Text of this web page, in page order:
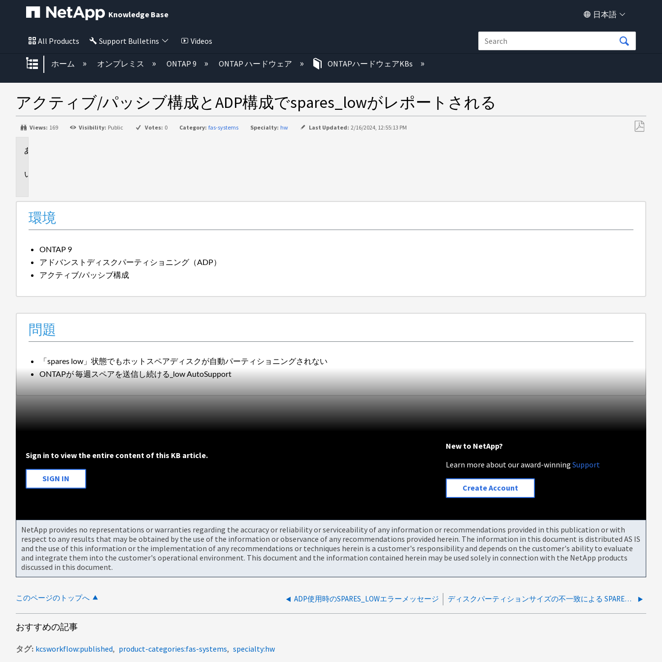
Knowledge Base 日本語
All Products Support Bulletins Videos
グローバル階層を展開/折りたたむ
ホーム オンプレミス ONTAP 9 ONTAP ハードウェア ONTAPハードウェアKBs
アクティブ/パッシブ構成とADP構成でspares_lowがレポートされる
Views: 169 Visibility: Public Votes: 0 Category: fas-systems Specialty: hw Last Updated: 2/16/2024, 12:55:13 PM
環境
ONTAP 9
アドバンストディスクパーティショニング（ADP）
アクティブ/パッシブ構成
問題
「spares low」状態でもホットスペアディスクが自動パーティショニングされない
ONTAPが 毎週スペアを送信し続ける_low AutoSupport
Sign in to view the entire content of this KB article.
SIGN IN
New to NetApp?
Learn more about our award-winningSupport
Create Account
NetApp provides no representations or warranties regarding the accuracy or reliability or serviceability of any information or recommendations provided in this publication or with
respect to any results that may be obtained by the use of the information or observance of any recommendations provided herein. The information in this document is distributed AS IS
and the use of this information or the implementation of any recommendations or techniques herein is a customer's responsibility and depends on the customer's ability to evaluate
and integrate them into the customer's operational environment. This document and the information contained herein may be used solely in connection with the NetApp products
discussed in this document.
このページのトップへ ADP使用時のSPARES_LOWエラーメッセージ ディスクパーティションサイズの不一致による SPARES_LOW 警告イベント（NetApp AFF-A700）
おすすめの記事
タグ kcsworkflow:published product-categories:fas-systems specialty:hw